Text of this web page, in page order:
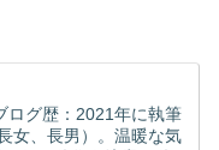
ログ歴：2021年に執筆
女、長男）。温暖な気